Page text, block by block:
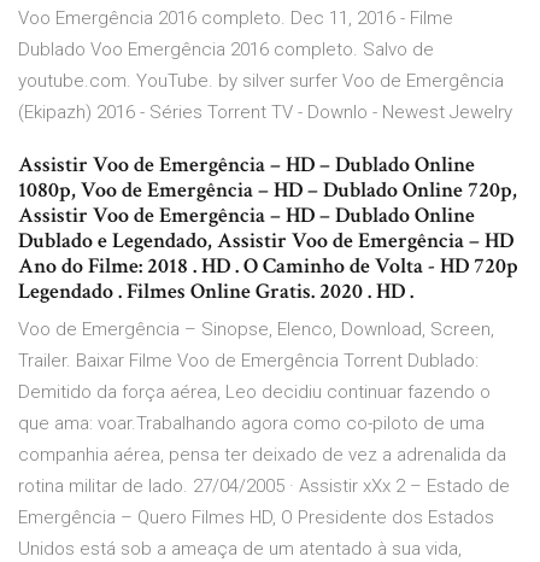
Voo Emergência 2016 completo. Dec 11, 2016 - Filme
Dublado Voo Emergência 2016 completo. Salvo de
youtube.com. YouTube. by silver surfer Voo de Emergência
(Ekipazh) 2016 - Séries Torrent TV - Downlo - Newest Jewelry
Assistir Voo de Emergência – HD – Dublado Online
1080p, Voo de Emergência – HD – Dublado Online 720p,
Assistir Voo de Emergência – HD – Dublado Online
Dublado e Legendado, Assistir Voo de Emergência – HD
Ano do Filme: 2018 . HD . O Caminho de Volta - HD 720p
Legendado . Filmes Online Gratis. 2020 . HD .
Voo de Emergência – Sinopse, Elenco, Download, Screen,
Trailer. Baixar Filme Voo de Emergência Torrent Dublado:
Demitido da força aérea, Leo decidiu continuar fazendo o
que ama: voar.Trabalhando agora como co-piloto de uma
companhia aérea, pensa ter deixado de vez a adrenalida da
rotina militar de lado. 27/04/2005 · Assistir xXx 2 – Estado de
Emergência – Quero Filmes HD, O Presidente dos Estados
Unidos está sob a ameaça de um atentado à sua vida,